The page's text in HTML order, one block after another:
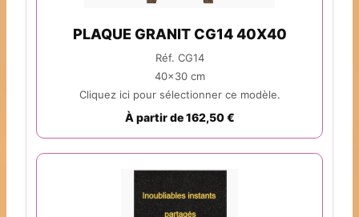
PLAQUE GRANIT CG14 40X40
Réf. CG14
40x30 cm
Cliquez ici pour sélectionner ce modèle.
À partir de 162,50 €